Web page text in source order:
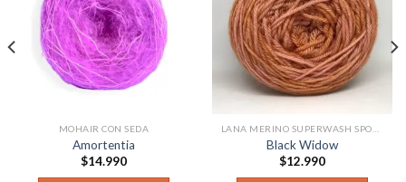
MOHAIR CON SEDA
Amortentia
$14.990
Black Widow
$12.990